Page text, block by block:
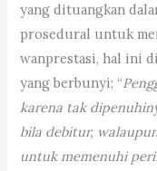
yang dituangkan
prosedural untuk
wanprestasi, hal ini
yang berbunyi; “
karena tak
bila debitur,
untuk memenuhi